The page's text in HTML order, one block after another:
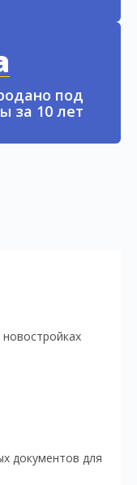
под
за 10 лет
документов для